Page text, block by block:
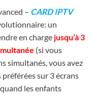
– CARD IPTV
un
en charge jusqu’à 3
(si vous
simultanés, vous avez
sur 3 écrans
les enfants